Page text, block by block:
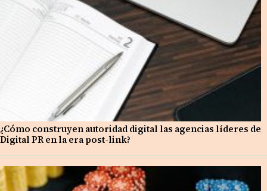
¿Cómo construyen autoridad digital las agencias líderes de
Digital PR en la era post-link?